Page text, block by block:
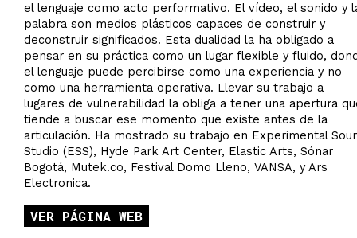
el lenguaje como acto performativo. El vídeo, el sonido y
palabra son medios plásticos capaces de construir y
deconstruir significados. Esta dualidad la ha obligado a
pensar en su práctica como un lugar flexible y fluido,
el lenguaje puede percibirse como una experiencia y no
como una herramienta operativa. Llevar su trabajo a
lugares de vulnerabilidad la obliga a tener una apertura
tiende a buscar ese momento que existe antes de la
articulación. Ha mostrado su trabajo en Experimental
Studio (ESS), Hyde Park Art Center, Elastic Arts, Sónar
Bogotá, Mutek.co, Festival Domo Lleno, VANSA, y Ars
Electronica.
VER PÁGINA WEB